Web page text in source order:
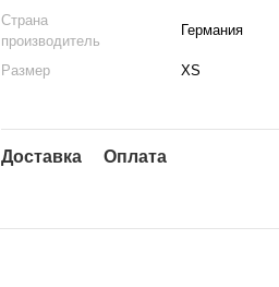
Страна
производитель
Германия
Размер XS
Доставка Оплата